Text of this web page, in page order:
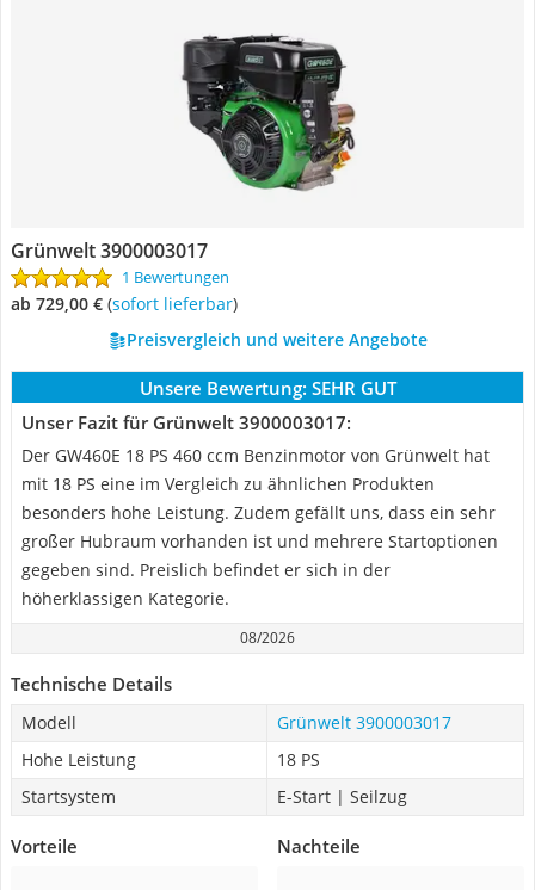
Grünwelt 3900003017
1 Bewertungen
ab 729,00 € ( Sofort lieferbar)
Preisvergleich und weitere Angebote
Unsere Bewertung: SEHR GUT
Unser Fazit für Grünwelt 3900003017:
Der GW460E 18 PS 460 ccm Benzinmotor von Grünwelt hat
mit 18 PS eine im Vergleich zu ähnlichen Produkten
besonders hohe Leistung. Zudem gefällt uns, dass ein sehr
großer Hubraum vorhanden ist und mehrere Startoptionen
gegeben sind. Preislich befindet er sich in der
höherklassigen Kategorie.
08/2026
Technische Details
Modell
Grünwelt 3900003017
Hohe Leistung
18 PS
Startsystem
E-Start | Seilzug
Vorteile Nachteile